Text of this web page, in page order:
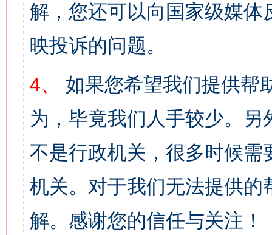
解，您还可以向国家级媒
映投诉的问题。
4、
如果您希望我们提供帮
为，毕竟我们人手较少。
不是行政机关，很多时候
机关。对于我们无法提供
解。感谢您的信任与关注！